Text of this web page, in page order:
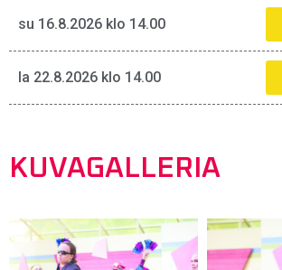
su 16.8.2026 klo 14.00
la 22.8.2026 klo 14.00
KUVAGALLERIA